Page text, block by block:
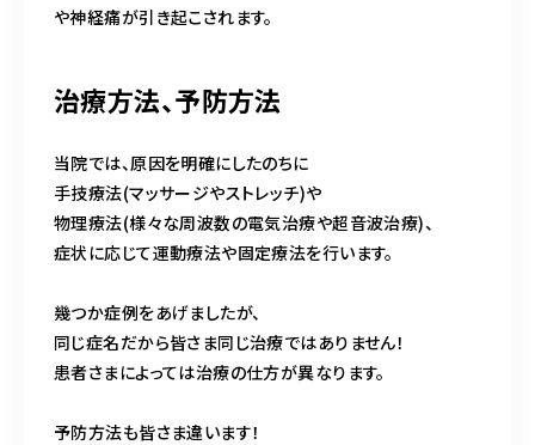
や神経痛が引き起こされます。
治療方法、予防方法
当院では、原因を明確にしたのちに
手技療法(マッサージやストレッチ)や
物理療法(様々な周波数の電気治療や超音波治療)、
症状に応じて運動療法や固定療法を行います。
幾つか症例をあげましたが、
同じ症名だから皆さま同じ治療ではありません！
患者さまによっては治療の仕方が異なります。
予防方法も皆さま違います！